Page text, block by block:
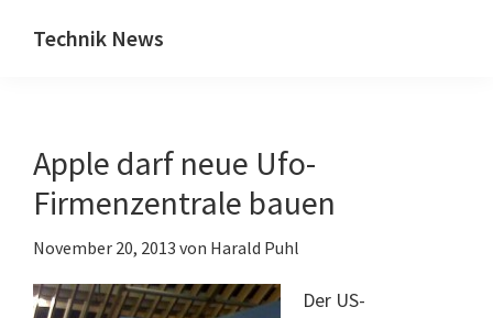
Inhalt
Seitenspalte
Technik News
IT,
Mobilfunk
Internet
Apple darf neue Ufo-
Firmenzentrale bauen
November 20, 2013 von Harald Puhl
Der US-